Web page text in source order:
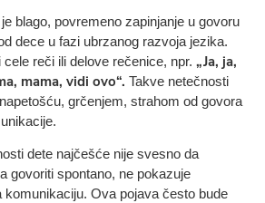
blago, povremeno zapinjanje u govoru
dece u fazi ubrzanog razvoja jezika.
reči ili delove rečenice, npr. „Ja, ja,
mama, vidi ovo“. Takve netečnosti
grčenjem, strahom od govora
dete najčešće nije svesno da
govoriti spontano, ne pokazuje
komunikaciju. Ova pojava često bude